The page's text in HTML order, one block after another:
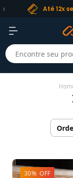
Até 12x
30% OFF